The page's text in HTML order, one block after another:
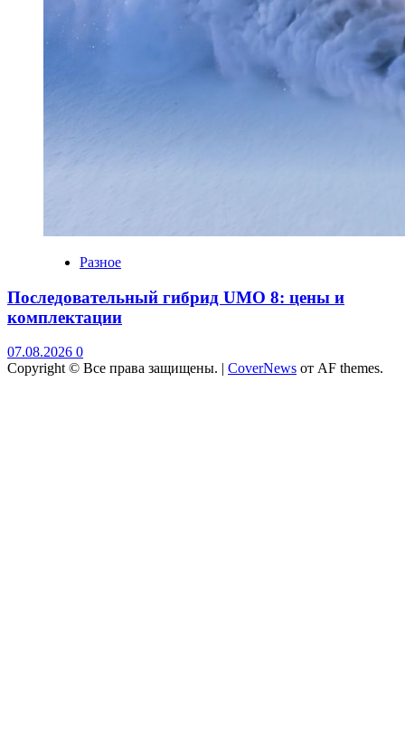
Разное
Последовательный гибрид UMO 8: цены и
комплектации
07.08.2026 0
Copyright © Все права защищены. | CoverNews от AF themes.